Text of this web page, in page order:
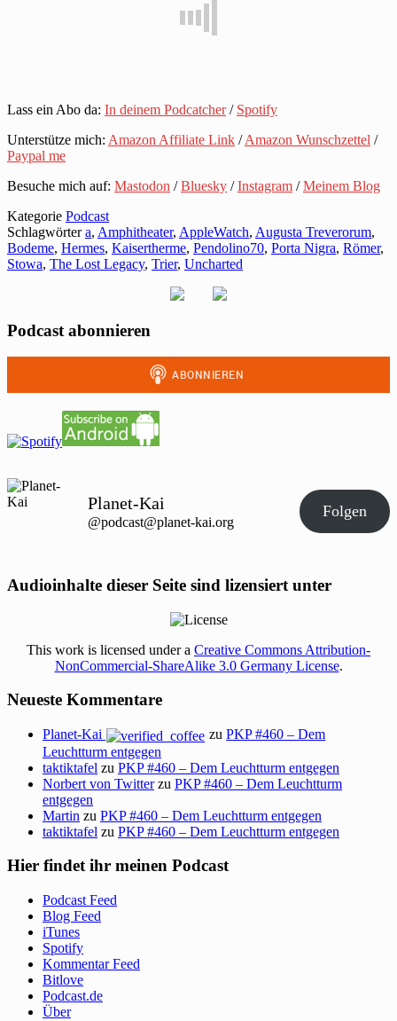
Lass ein Abo da: In deinem Podcatcher/ Spotify
Unterstütze mich: Amazon Affiliate Link /Amazon Wunschzettel /
Paypal me
Besuche mich auf: Mastodon /Bluesky /Instagram /Meinem Blog
Kategorie Podcast
Schlagwörtera, Amphitheater, AppleWatch, Augusta Treverorum,
Bodeme, Hermes, Kaisertherme, Pendolino70, Porta Nigra, Römer,
Stowa, The Lost Legacy, Trier, Uncharted
Podcast abonnieren
Planet-Kai
@podcast@planet-kai.org
Folgen
Audioinhalte dieser Seite sind lizensiert unter
This work is licensed under a Creative Commons Attribution-
NonCommercial-ShareAlike 3.0 Germany License.
Neueste Kommentare
Planet-Kai zuPKP #460 – Dem
Leuchtturm entgegen
taktiktafel zu PKP #460 – Dem Leuchtturm entgegen
Norbert von Twitterzu PKP #460 – Dem Leuchtturm
entgegen
Martin zu PKP #460 – Dem Leuchtturm entgegen
taktiktafel zu PKP #460 – Dem Leuchtturm entgegen
Hier findet ihr meinen Podcast
Podcast Feed
Blog Feed
iTunes
Spotify
Kommentar Feed
Bitlove
Podcast.de
Über